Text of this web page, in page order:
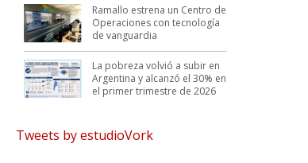
Ramallo estrena un Centro de
Operaciones con tecnología
de vanguardia
La pobreza volvió a subir en
Argentina y alcanzó el 30% en
el primer trimestre de 2026
Tweets by estudioVork